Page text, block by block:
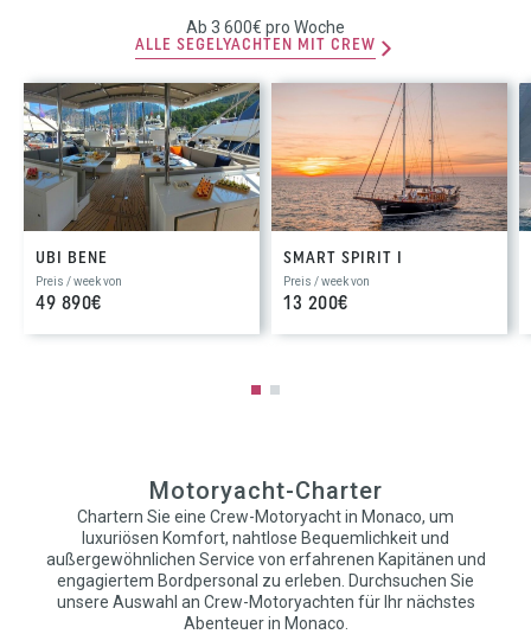
Ab 3 600€ pro Woche
ALLE SEGELYACHTEN MIT CREW
UBI BENE
Preis / week von
49 890€
SMART SPIRIT I
Preis / week von
13 200€
Motoryacht-Charter
Chartern Sie eine Crew-Motoryacht in Monaco, um
luxuriösen Komfort, nahtlose Bequemlichkeit und
außergewöhnlichen Service von erfahrenen Kapitänen und
engagiertem Bordpersonal zu erleben. Durchsuchen Sie
unsere Auswahl an Crew-Motoryachten für Ihr nächstes
Abenteuer in Monaco.